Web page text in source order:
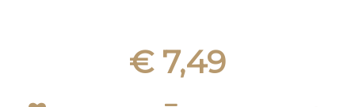
€ 7,49